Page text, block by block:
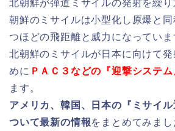
北朝鮮が弾道ミサイルの発射を繰
朝鮮のミサイルは小型化し原爆と
つほどの飛距離と威力になっていま
北朝鮮のミサイルが日本に向けて
めに ＰＡＣ３などの『迎撃システム
ます。
アメリカ、韓国、日本の『ミサイ
ついて最新の情報をまとめてみまし